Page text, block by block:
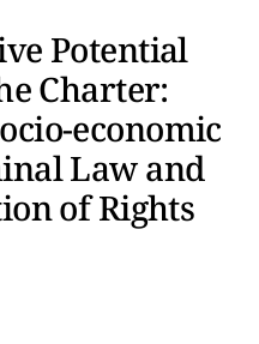
Potential
Charter:
economic
Law and
of Rights